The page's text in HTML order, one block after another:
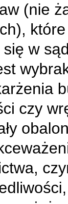
(nie
w
czy